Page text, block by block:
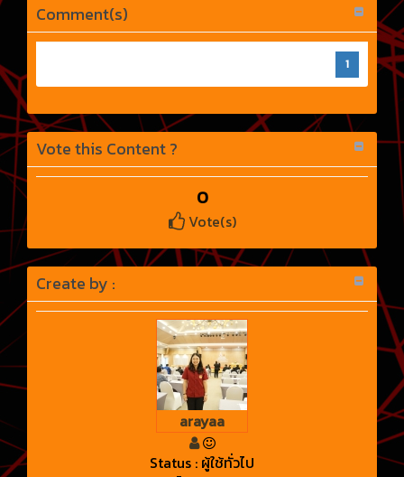
Comment(s)
1
Vote this Content ?
0
Vote(s)
Create by :
arayaa
Status : ผู้ใช้ทั่วไป